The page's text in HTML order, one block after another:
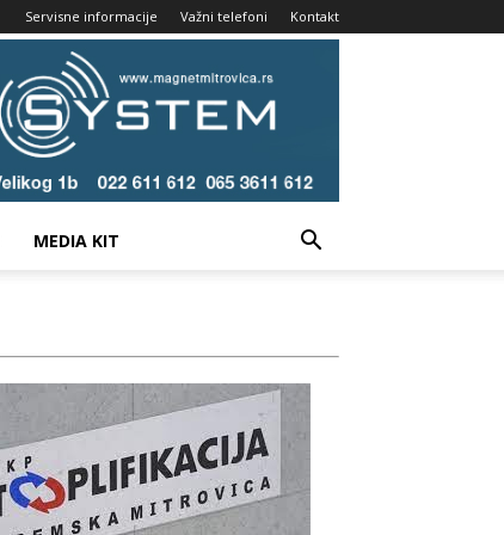
Servisne informacije Važni telefoni Kontakt
MEDIA KIT